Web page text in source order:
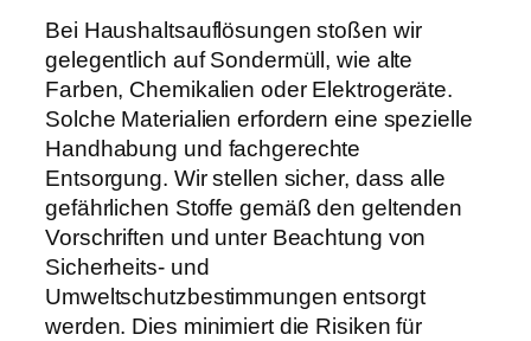
Bei Haushaltsauflösungen stoßen wir
gelegentlich auf Sondermüll, wie alte
Farben, Chemikalien oder Elektrogeräte.
Solche Materialien erfordern eine spezielle
Handhabung und fachgerechte
Entsorgung. Wir stellen sicher, dass alle
gefährlichen Stoffe gemäß den geltenden
Vorschriften und unter Beachtung von
Sicherheits- und
Umweltschutzbestimmungen entsorgt
werden. Dies minimiert die Risiken für